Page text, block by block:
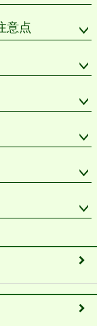
意点